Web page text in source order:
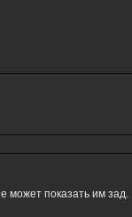
может показать им зад.